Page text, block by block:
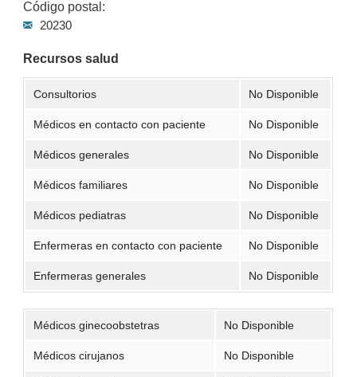
Código postal:
20230
Recursos salud
Consultorios No Disponible
Médicos en contacto con paciente No Disponible
Médicos generales No Disponible
Médicos familiares No Disponible
Médicos pediatras No Disponible
Enfermeras en contacto con paciente No Disponible
Enfermeras generales No Disponible
Médicos ginecoobstetras No Disponible
Médicos cirujanos No Disponible